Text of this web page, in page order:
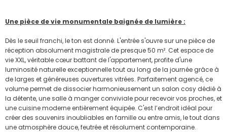
Une pièce de vie monumentale baignée de lumière :
Dès le seuil franchi, le ton est donné. L'entrée s'ouvre sur une pièce de
réception absolument magistrale de presque 50 m². Cet espace de
vie XXL, véritable cœur battant de l'appartement, profite d'une
luminosité naturelle exceptionnelle tout au long de la journée grâce à
de larges et généreuses ouvertures vitrées. Parfaitement agencé, ce
volume permet de dissocier harmonieusement un salon cosy dédié à
la détente, une salle à manger conviviale pour recevoir vos proches, et
une cuisine moderne entièrement équipée. C'est l’endroit idéal pour
créer des souvenirs inoubliables en famille ou entre amis, le tout dans
une atmosphère douce, feutrée et résolument contemporaine.